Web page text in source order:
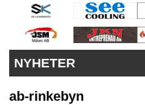
PRENUMERERA
VÅRA ANDRA MAGASIN
ANNONSERA
NYHETER
ab-rinkebyn